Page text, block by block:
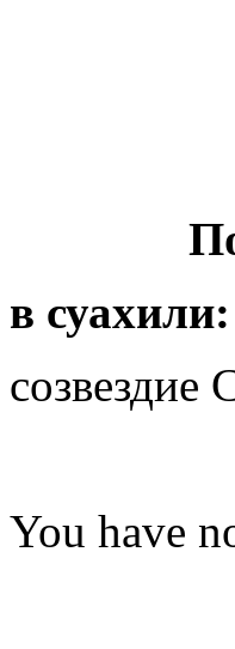
в суахили:
созвездие
You have